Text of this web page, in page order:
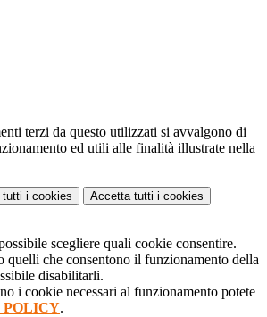
terzi da questo utilizzati si avvalgono di
ed utili alle finalità illustrate nella
tutti i cookies Accetta tutti i cookies
scegliere quali cookie consentire.
quelli che consentono il funzionamento della
disabilitarli.
i cookie necessari al funzionamento potete
POLICY.